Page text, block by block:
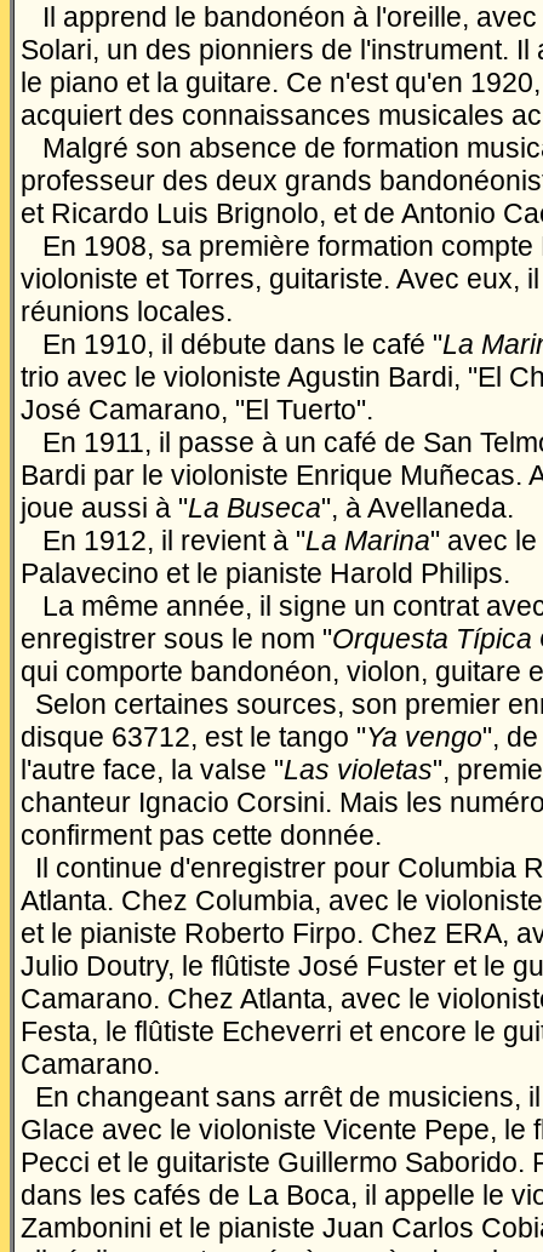
Il apprend le bandonéon à l'oreille,
Solari, un des pionniers de l'instrument. Il
le piano et la guitare. Ce n'est qu'en
acquiert des connaissances musicales
Malgré son absence de formation
professeur des deux grands
et Ricardo Luis Brignolo, et de Antonio
En 1908, sa première formation compte
violoniste et Torres, guitariste. Avec eux,
réunions locales.
En 1910, il débute dans le café "La
trio avec le violoniste Agustin Bardi, "El
José Camarano, "El Tuerto".
En 1911, il passe à un café de San
Bardi par le violoniste Enrique Muñecas.
joue aussi à "La Buseca", à Avellaneda.
En 1912, il revient à "La Marina" avec
Palavecino et le pianiste Harold Philips.
La même année, il signe un contrat
enregistrer sous le nom "Orquesta Típica
qui comporte bandonéon, violon, guitare
Selon certaines sources, son premier
disque 63712, est le tango "Ya vengo",
l'autre face, la valse "Las violetas",
chanteur Ignacio Corsini. Mais les
confirment pas cette donnée.
Il continue d'enregistrer pour Columbia
Atlanta. Chez Columbia, avec le
et le pianiste Roberto Firpo. Chez ERA,
Julio Doutry, le flûtiste José Fuster et le
Camarano. Chez Atlanta, avec le
Festa, le flûtiste Echeverri et encore le
Camarano.
En changeant sans arrêt de musiciens,
Glace avec le violoniste Vicente Pepe, le
Pecci et le guitariste Guillermo Saborido.
dans les cafés de La Boca, il appelle le
Zambonini et le pianiste Juan Carlos Cobi